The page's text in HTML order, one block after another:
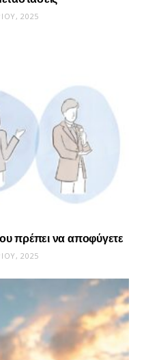
2025
πρέπει να αποφύγετε
2025